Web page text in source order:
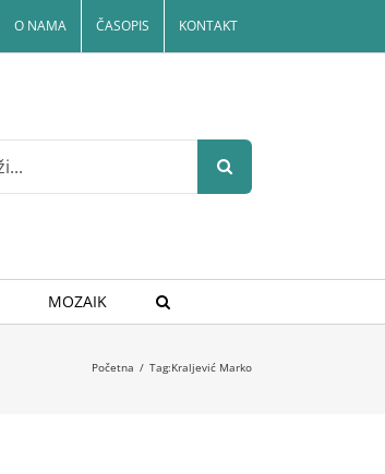
O NAMA ČASOPIS KONTAKT
MOZAIK
Početna / Tag:Kraljević Marko